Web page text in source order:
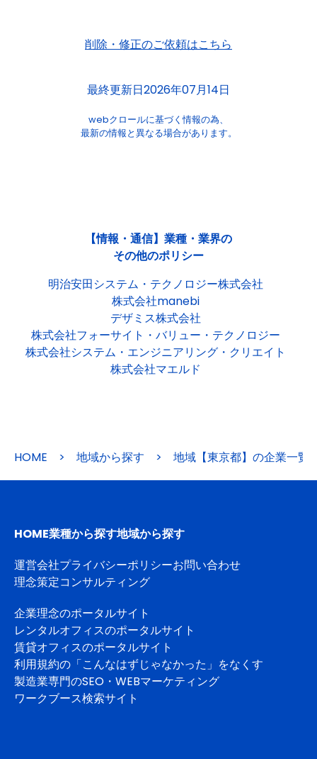
削除・修正のご依頼はこちら
最終更新日2026年07月14日
webクロールに基づく情報の為、
最新の情報と異なる場合があります。
【情報・通信】業種・業界の
その他のポリシー
明治安田システム・テクノロジー株式会社
株式会社manebi
デザミス株式会社
株式会社フォーサイト・バリュー・テクノロジー
株式会社システム・エンジニアリング・クリエイト
株式会社マエルド
HOME > 地域から探す > 地域【東京都】の企業一覧
HOME業種から探す地域から探す
運営会社プライバシーポリシーお問い合わせ
理念策定コンサルティング
企業理念のポータルサイト
レンタルオフィスのポータルサイト
賃貸オフィスのポータルサイト
利用規約の「こんなはずじゃなかった」をなくす
製造業専門のSEO・WEBマーケティング
ワークブース検索サイト